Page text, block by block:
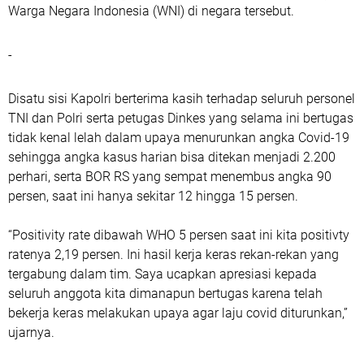
Warga Negara Indonesia (WNI) di negara tersebut.
-
Disatu sisi Kapolri berterima kasih terhadap seluruh personel
TNI dan Polri serta petugas Dinkes yang selama ini bertugas
tidak kenal lelah dalam upaya menurunkan angka Covid-19
sehingga angka kasus harian bisa ditekan menjadi 2.200
perhari, serta BOR RS yang sempat menembus angka 90
persen, saat ini hanya sekitar 12 hingga 15 persen.
“Positivity rate dibawah WHO 5 persen saat ini kita positivty
ratenya 2,19 persen. Ini hasil kerja keras rekan-rekan yang
tergabung dalam tim. Saya ucapkan apresiasi kepada
seluruh anggota kita dimanapun bertugas karena telah
bekerja keras melakukan upaya agar laju covid diturunkan,”
ujarnya.